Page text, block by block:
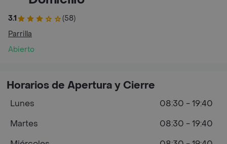
3.1
(58)
Parrilla
Abierto
Horarios de Apertura y Cierre
Lunes
08:30 - 19:40
Martes
08:30 - 19:40